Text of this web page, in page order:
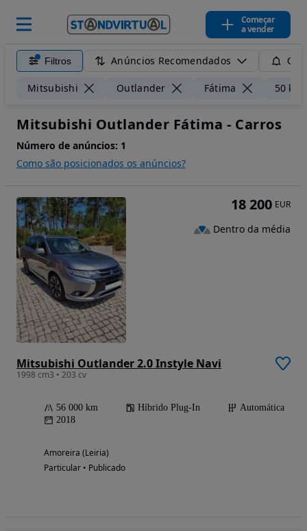
Começar
a vender
Filtros Anúncios Recomendados
Mitsubishi Outlander Fátima 50 km
Mitsubishi Outlander Fátima - Carros
Número de anúncios: 1
Como são posicionados os anúncios?
Mitsubishi Outlander 2.0 Instyle Navi
1998 cm3 • 203 cv
56 000 km Híbrido Plug-In
Automática
2018
Amoreira (Leiria)
Particular • Publicado
18 200 EUR
Dentro da média